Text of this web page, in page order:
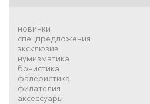
новинки
спецпредложения
эксклюзив
нумизматика
бонистика
фалеристика
филателия
аксессуары